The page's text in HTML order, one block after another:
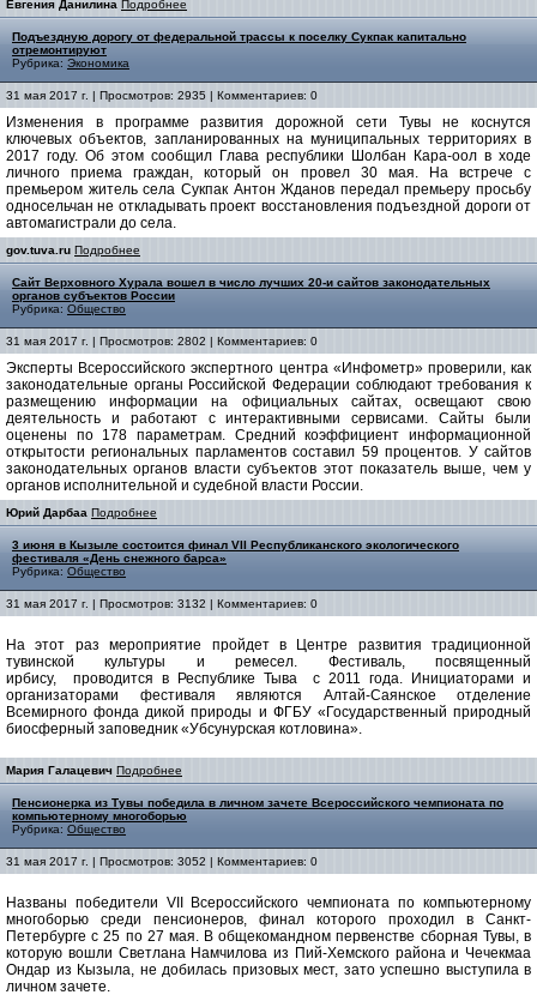
Евгения Данилина Подробнее
Подъездную дорогу от федеральной трассы к поселку Сукпак капитально
отремонтируют
Рубрика: Экономика
31 мая 2017 г. | Просмотров: 2935 | Комментариев: 0
Изменения в программе развития дорожной сети Тувы не коснутся
ключевых объектов, запланированных на муниципальных территориях в
2017 году. Об этом сообщил Глава республики Шолбан Кара-оол в ходе
личного приема граждан, который он провел 30 мая. На встрече с
премьером житель села Сукпак Антон Жданов передал премьеру просьбу
односельчан не откладывать проект восстановления подъездной дороги от
автомагистрали до села.
gov.tuva.ru Подробнее
Cайт Верховного Хурала вошел в число лучших 20-и сайтов законодательных
органов субъектов России
Рубрика: Общество
31 мая 2017 г. | Просмотров: 2802 | Комментариев: 0
Эксперты Всероссийского экспертного центра «Инфометр» проверили, как
законодательные органы Российской Федерации соблюдают требования к
размещению информации на официальных сайтах, освещают свою
деятельность и работают с интерактивными сервисами. Сайты были
оценены по 178 параметрам. Средний коэффициент информационной
открытости региональных парламентов составил 59 процентов. У сайтов
законодательных органов власти субъектов этот показатель выше, чем у
органов исполнительной и судебной власти России.
Юрий Дарбаа Подробнее
3 июня в Кызыле состоится финал VII Республиканского экологического
фестиваля «День снежного барса»
Рубрика: Общество
31 мая 2017 г. | Просмотров: 3132 | Комментариев: 0
На этот раз мероприятие пройдет в Центре развития традиционной
тувинской культуры и ремесел. Фестиваль, посвященный
ирбису, проводится в Республике Тыва с 2011 года. Инициаторами и
организаторами фестиваля являются Алтай-Саянское отделение
Всемирного фонда дикой природы и ФГБУ «Государственный природный
биосферный заповедник «Убсунурская котловина».
Мария Галацевич Подробнее
Пенсионерка из Тувы победила в личном зачете Всероссийского чемпионата по
компьютерному многоборью
Рубрика: Общество
31 мая 2017 г. | Просмотров: 3052 | Комментариев: 0
Названы победители VII Всероссийского чемпионата по компьютерному
многоборью среди пенсионеров, финал которого проходил в Санкт-
Петербурге с 25 по 27 мая. В общекомандном первенстве сборная Тувы, в
которую вошли Светлана Намчилова из Пий-Хемского района и Чечекмаа
Ондар из Кызыла, не добилась призовых мест, зато успешно выступила в
личном зачете.